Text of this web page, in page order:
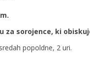
za sorojence, ki
popoldne, 2 uri.